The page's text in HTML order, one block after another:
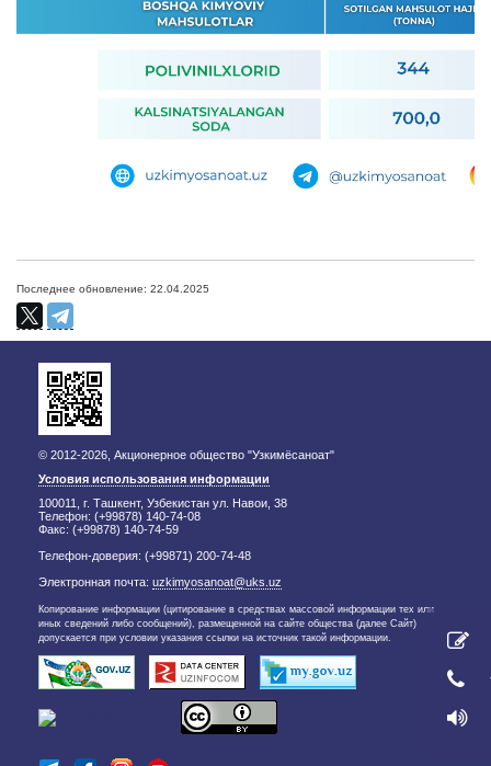
Последнее обновление: 22.04.2025
© 2012-2026, Акционерное общество "Узкимёсаноат"
Условия использования информации
100011, г. Ташкент, Узбекистан ул. Навои, 38
Телефон: (+99878) 140-74-08
Факс: (+99878) 140-74-59
Телефон-доверия: (+99871) 200-74-48
Электронная почта: uzkimyosanoat@uks.uz
Копирование информации (цитирование в средствах массовой информации тех или
иных сведений либо сообщений), размещенной на сайте общества (далее Сайт)
допускается при условии указания ссылки на источник такой информации.